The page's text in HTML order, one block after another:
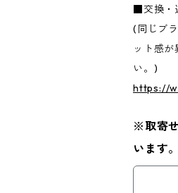
■交換・
(同じブ
ット感
い。)
https://
※取寄
います。